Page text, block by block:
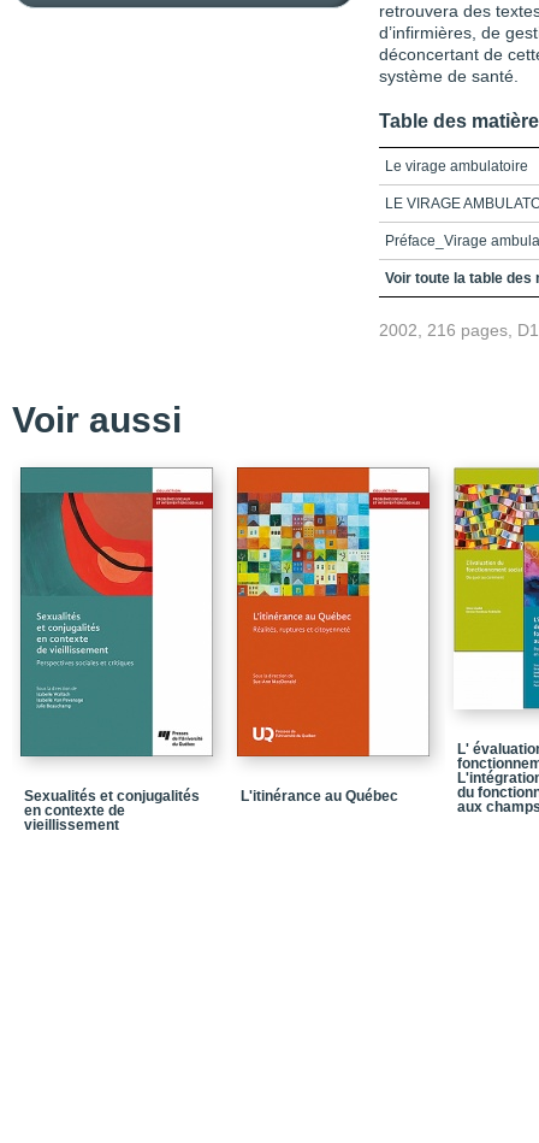
retrouvera des
d’infirmières, de
déconcertant de
système de santé.
Table des
Le virage ambulatoire
LE VIRAGE
Préface_Virage
Table des matières
Chapitre 3_Le virage
Partie 2_Les enjeux
Chapitre 4_L'impact
santé en précarité
Chapitre 5_Femmes
Chapitre 6_Les
Partie 3_Ce que
Chapitre 8_La réforme
Chapitre 9_Les
Voir toute la table des
2002, 216 pages,
Voir aussi
Sexualités et conjugalités
en contexte de
vieillissement
L'itinérance au Québec
L'
du
aux